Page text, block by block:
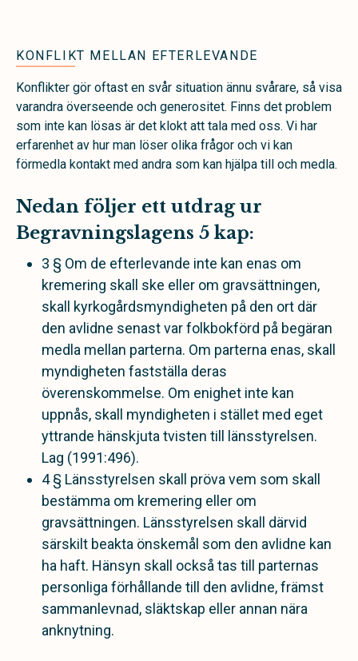
KONFLIKT MELLAN EFTERLEVANDE
Konflikter gör oftast en svår situation ännu svårare, så visa
varandra överseende och generositet. Finns det problem
som inte kan lösas är det klokt att tala med oss. Vi har
erfarenhet av hur man löser olika frågor och vi kan
förmedla kontakt med andra som kan hjälpa till och medla.
Nedan följer ett utdrag ur
Begravningslagens 5 kap:
3 § Om de efterlevande inte kan enas om
kremering skall ske eller om gravsättningen,
skall kyrkogårdsmyndigheten på den ort där
den avlidne senast var folkbokförd på begäran
medla mellan parterna. Om parterna enas, skall
myndigheten fastställa deras
överenskommelse. Om enighet inte kan
uppnås, skall myndigheten i stället med eget
yttrande hänskjuta tvisten till länsstyrelsen.
Lag (1991:496).
4 § Länsstyrelsen skall pröva vem som skall
bestämma om kremering eller om
gravsättningen. Länsstyrelsen skall därvid
särskilt beakta önskemål som den avlidne kan
ha haft. Hänsyn skall också tas till parternas
personliga förhållande till den avlidne, främst
sammanlevnad, släktskap eller annan nära
anknytning.